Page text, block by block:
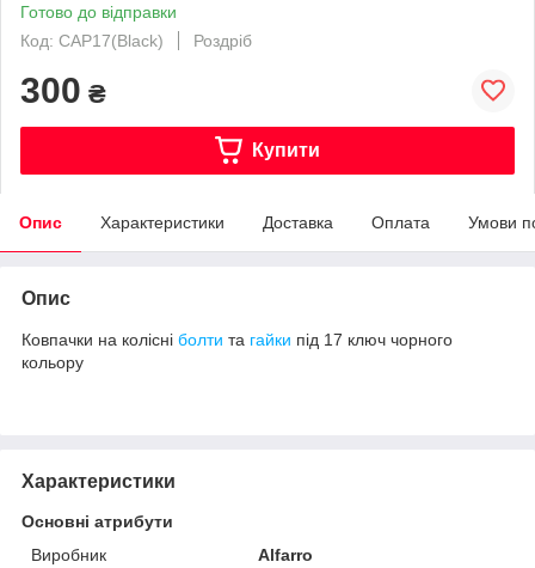
Готово до відправки
Код: CAP17(Black)
Роздріб
300 ₴
Купити
Опис Характеристики Доставка Оплата Умови
Опис
Ковпачки на колісні болти та гайки під 17 ключ чорного
кольору
Характеристики
Основні атрибути
Виробник
Alfarro